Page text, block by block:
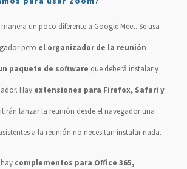
un poco diferente a Google Meet. Se usa
pero el organizador de la reunión
paquete de software que deberá instalar y
Hay extensiones para Firefox, Safari y
lanzar la reunión desde el navegador una
a la reunión no necesitan instalar nada.
complementos para Office 365,